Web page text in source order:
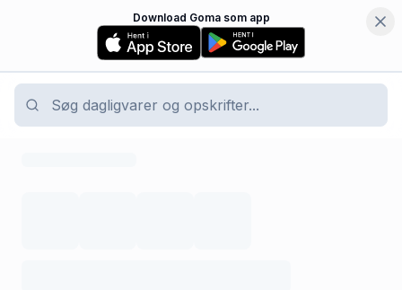
Download Goma som app